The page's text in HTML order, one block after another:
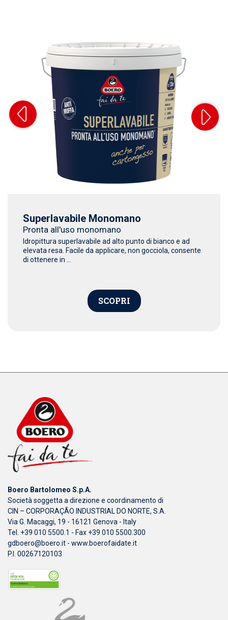
Superlavabile Monomano
Pronta all'uso monomano
Idropittura superlavabile ad alto punto di bianco e ad
elevata resa. Facile da applicare, non gocciola, consente
di ottenere in ...
SCOPRI
Boero Bartolomeo S.p.A.
Società soggetta a direzione e coordinamento di
CIN – CORPORAÇÃO INDUSTRIAL DO NORTE, S.A.
Via G. Macaggi, 19 - 16121 Genova - Italy
Tel. +39 010 5500.1 - Fax +39 010 5500.300
gdboero@boero.it - www.boerofaidate.it
P.I. 00267120103